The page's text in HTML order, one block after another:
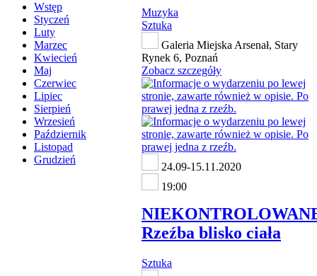
Wstęp
Styczeń
Luty
Marzec
Kwiecień
Maj
Czerwiec
Lipiec
Sierpień
Wrzesień
Październik
Listopad
Grudzień
Muzyka
Sztuka
Galeria Miejska Arsenał, Stary
Rynek 6, Poznań
Zobacz szczegóły
24.09-15.11.2020
19:00
Rzeźba blisko ciała
Sztuka